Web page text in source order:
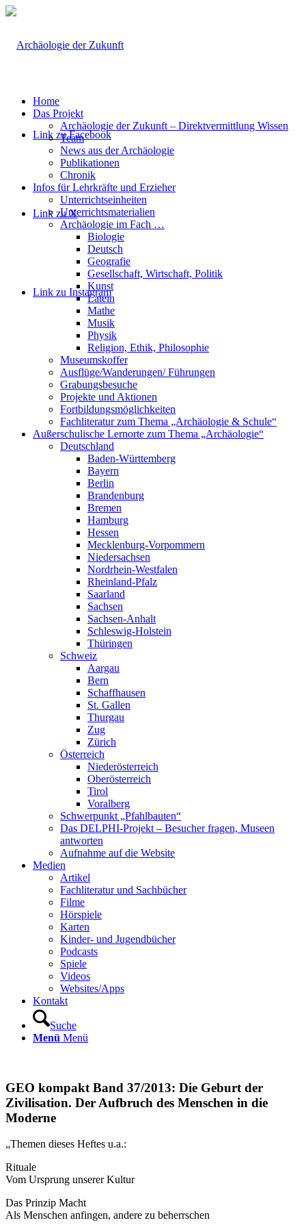
Link zu Facebook
Link zu X
Link zu Instagram
Home
Das Projekt
Archäologie der Zukunft – Direktvermittlung Wissen
Team
News aus der Archäologie
Publikationen
Chronik
Infos für Lehrkräfte und Erzieher
Unterrichtseinheiten
Unterrichtsmaterialien
Archäologie im Fach …
Biologie
Deutsch
Geografie
Gesellschaft, Wirtschaft, Politik
Kunst
Latein
Mathe
Musik
Physik
Religion, Ethik, Philosophie
Museumskoffer
Ausflüge/Wanderungen/ Führungen
Grabungsbesuche
Projekte und Aktionen
Fortbildungsmöglichkeiten
Fachliteratur zum Thema „Archäologie & Schule“
Außerschulische Lernorte zum Thema „Archäologie“
Deutschland
Baden-Württemberg
Bayern
Berlin
Brandenburg
Bremen
Hamburg
Hessen
Mecklenburg-Vorpommern
Niedersachsen
Nordrhein-Westfalen
Rheinland-Pfalz
Saarland
Sachsen
Sachsen-Anhalt
Schleswig-Holstein
Thüringen
Schweiz
Aargau
Bern
Schaffhausen
St. Gallen
Thurgau
Zug
Zürich
Österreich
Niederösterreich
Oberösterreich
Tirol
Voralberg
Schwerpunkt „Pfahlbauten“
Das DELPHI-Projekt – Besucher fragen, Museen
antworten
Aufnahme auf die Website
Medien
Artikel
Fachliteratur und Sachbücher
Filme
Hörspiele
Karten
Kinder- und Jugendbücher
Podcasts
Spiele
Videos
Websites/Apps
Kontakt
Suche
Menü Menü
GEO kompakt Band 37/2013: Die Geburt der
Zivilisation. Der Aufbruch des Menschen in die
Moderne
„Themen dieses Heftes u.a.:
Rituale
Vom Ursprung unserer Kultur
Das Prinzip Macht
Als Menschen anfingen, andere zu beherrschen